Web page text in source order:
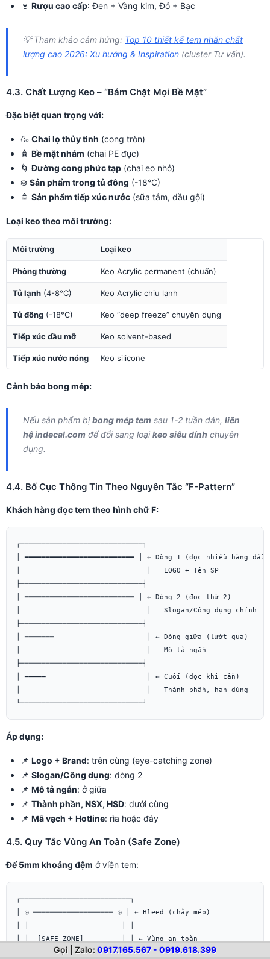
🍷 Rượu cao cấp: Đen + Vàng kim, Đỏ + Bạc
💡 Tham khảo cảm hứng: Top 10 thiết kế tem nhãn chất
lượng cao 2026: Xu hướng & Inspiration (cluster Tư vấn).
4.3. Chất Lượng Keo – “Bám Chặt Mọi Bề Mặt”
Đặc biệt quan trọng với:
🍶 Chai lọ thủy tinh (cong tròn)
🧴 Bề mặt nhám (chai PE đục)
🌀Đường cong phức tạp (chai eo nhỏ)
❄️ Sản phẩm trong tủ đông (-18°C)
🚿 Sản phẩm tiếp xúc nước (sữa tắm, dầu gội)
Loại keo theo môi trường:
Môi trường Loại keo
Phòng thường Keo Acrylic permanent (chuẩn)
Tủ lạnh (4-8°C) Keo Acrylic chịu lạnh
Tủ đông (-18°C) Keo “deep freeze” chuyên dụng
Tiếp xúc dầu mỡ Keo solvent-based
Tiếp xúc nước nóng Keo silicone
Cảnh báo bong mép:
Nếu sản phẩm bịbong mép tem sau 1-2 tuần dán, liên
hệ indecal.com để đổi sang loạikeo siêu dính chuyên
dụng.
4.4. Bố Cục Thông Tin Theo Nguyên Tắc “F-Pattern”
Khách hàng đọc tem theo hình chữ F:
┌─────────────────────────────┐
│ ━━━━━━━━━━━━━━━━━━━━━━━━━━ │ ← Dòng 1 (đọc nhiều hàng đầu)
│                              │   LOGO + Tên SP
├─────────────────────────────┤
│ ━━━━━━━━━━━━━━━━━━━━━━━━━━ │ ← Dòng 2 (đọc thứ 2)
│                              │   Slogan/Công dụng chính
├─────────────────────────────┤
│ ━━━━━━━                      │ ← Dòng giữa (lướt qua)
│                              │   Mô tả ngắn
├─────────────────────────────┤
│ ━━━━━                        │ ← Cuối (đọc khi cần)
│                              │   Thành phần, hạn dùng
Áp dụng:
📌 Logo + Brand: trên cùng (eye-catching zone)
📌 Slogan/Công dụng: dòng 2
📌 Mô tả ngắn: ở giữa
📌 Thành phần, NSX, HSD: dưới cùng
📌 Mã vạch + Hotline: rìa hoặc đáy
4.5. Quy Tắc Vùng An Toàn (Safe Zone)
Để 5mm khoảng đệm ở viền tem:
┌──────────────────────────┐
│ ◎ ─────────────────── ◎ │ ← Bleed (chảy mép)
│ │  [SAFE ZONE]         │ │ ← Vùng an toàn
│ │  Toàn bộ chữ + logo  │ │
Gọi | Zalo:0917.165.567 - 0919.618.399